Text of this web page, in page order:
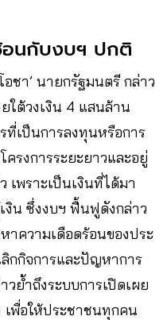
อนกับงบฯ ปกติ
ชา’ นายกรัฐมนตรี กล่าว
ใต้วงเงิน 4 แสนล้าน
ที่เป็นการลงทุนหรือการ
รงการระยะยาวและอยู่
เพราะเป็นเงินที่ได้มา
งิน ซึ่งงบฯ ฟื้นฟูดังกล่าว
าความเดือดร้อนของประ
กกิจการและปัญหาการ
ย้ำถึงระบบการเปิดเผย
เพื่อให้ประชาชนทุกคน